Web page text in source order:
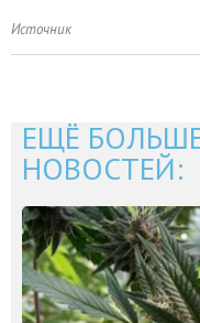
Источник
ЕЩЁ
НОВОСТЕЙ: